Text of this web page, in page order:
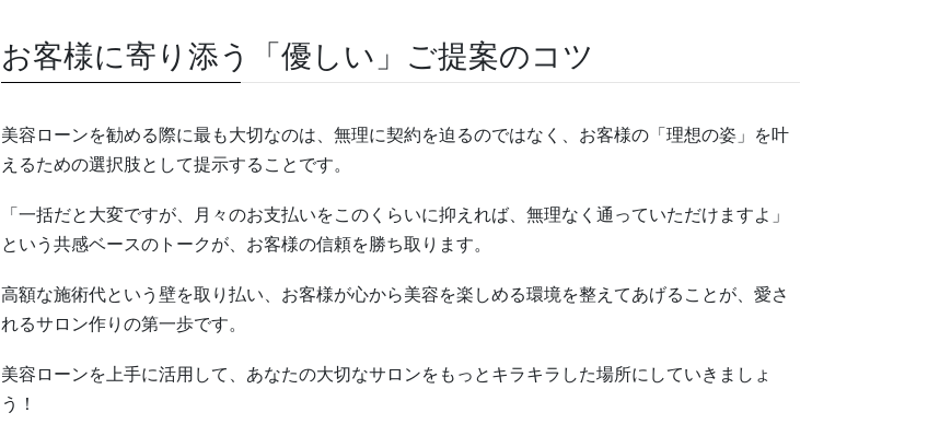
お客様に寄り添う「優しい」ご提案のコツ
美容ローンを勧める際に最も大切なのは、無理に契約を迫るのではなく、お客様の「理想の姿」を叶
えるための選択肢として提示することです。
「一括だと大変ですが、月々のお支払いをこのくらいに抑えれば、無理なく通っていただけますよ」
という共感ベースのトークが、お客様の信頼を勝ち取ります。
高額な施術代という壁を取り払い、お客様が心から美容を楽しめる環境を整えてあげることが、愛さ
れるサロン作りの第一歩です。
美容ローンを上手に活用して、あなたの大切なサロンをもっとキラキラした場所にしていきましょ
う！